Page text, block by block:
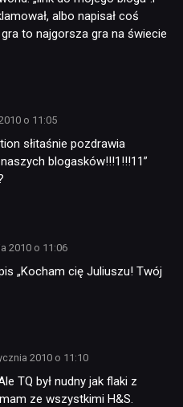
albo napisał coś
to najgorsza gra na świecie
o 11:05
słitaśnie pozdrawia
blogasków!!!1!!!11”
2010 o 11:06
„Kocham cię Juliuszu! Twój
2010 o 11:10
TQ był nudny jak flaki z
ze wszystkimi H&S.